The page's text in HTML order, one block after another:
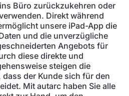
Büro zurückzukehren oder
Direkt während
unsere iPad-App die
und die unverzügliche
Angebots für
diese direkte und
steigen die
der Kunde sich für den
Mit autarc haben Sie alle